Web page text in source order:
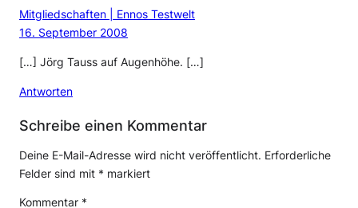
Mitgliedschaften | Ennos Testwelt
16. September 2008
[…] Jörg Tauss auf Augenhöhe. […]
Antworten
Schreibe einen Kommentar
Deine E-Mail-Adresse wird nicht veröffentlicht. Erforderliche
Felder sind mit * markiert
Kommentar *